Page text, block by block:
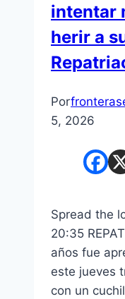
intentar
herir a
Por
5, 2026
Spread the
20:35
años fue
este jueves
con un